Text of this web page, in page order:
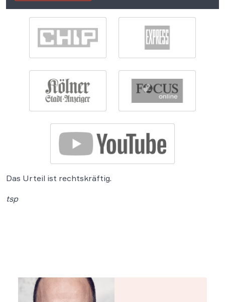
Das Urteil ist rechtskräftig.
tsp